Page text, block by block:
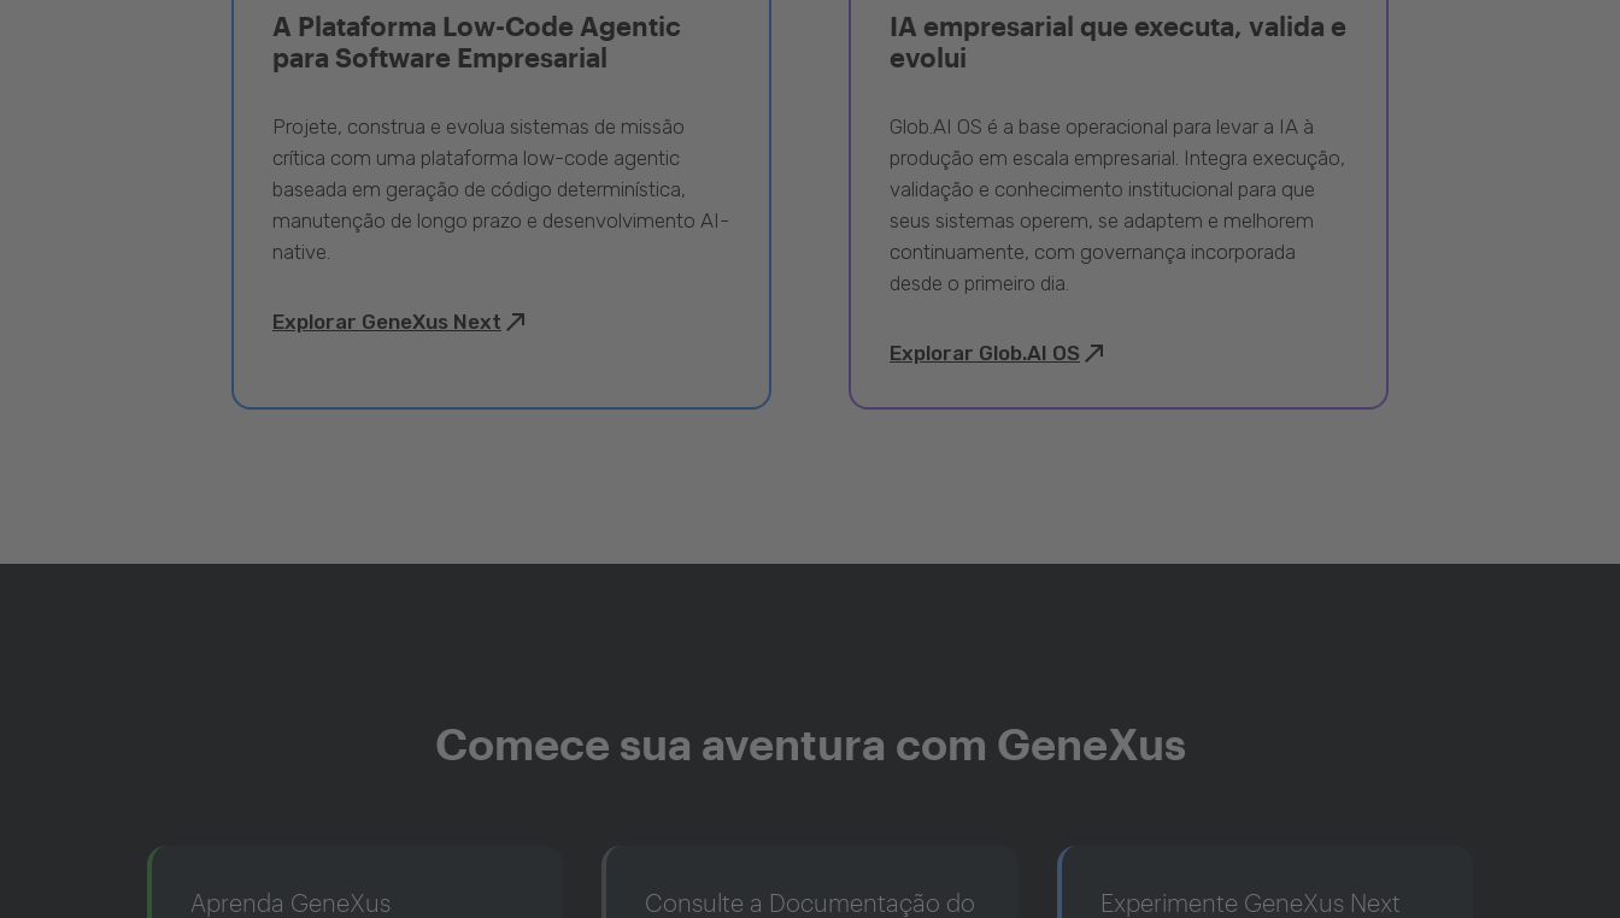
A Plataforma Low-Code Agentic
para Software Empresarial
Projete, construa e evolua sistemas de missão
crítica com uma plataforma low-code agentic
baseada em geração de código determinística,
manutenção de longo prazo e desenvolvimento AI-
native.
Explorar GeneXus Next
IA empresarial que executa, valida e
evolui
Glob.AI OS é a base operacional para levar a IA à
produção em escala empresarial. Integra execução,
validação e conhecimento institucional para que
seus sistemas operem, se adaptem e melhorem
continuamente, com governança incorporada
desde o primeiro dia.
Explorar Glob.AI OS
Comece sua aventura com GeneXus
Aprenda GeneXus
Consulte a Documentação do
Experimente GeneXus Next